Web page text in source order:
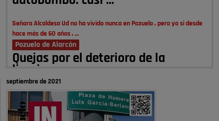
Señora Alcaldesa Ud no ha vivido nunca en Pozuelo , pero yo si desde
hace más de 60 años , …
Pozuelo de Alarcón
Quejas por el deterioro de la
limpieza …
A ver si es posible que haya vivienda para familias con hijos y no
solamente jóvenes que no es tan …
Pozuelo de Alarcón
septiembre de 2021